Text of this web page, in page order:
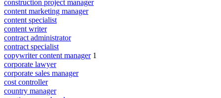
construction project manager
content marketing manager
content specialist
content writer
contract administrator
contract specialist
copywriter content manager 1
corporate lawyer
corporate sales manager
cost controller
country manager